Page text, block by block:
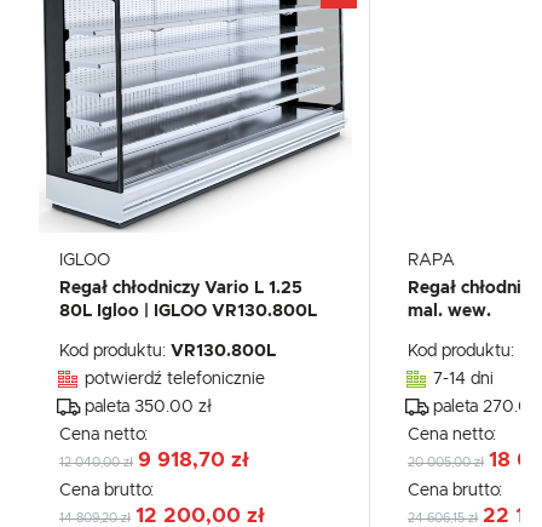
IGLOO
Regał chłodniczy Vario L 1.25
80L Igloo | IGLOO VR130.800L
Kod produktu: VR130.800L
potwierdź telefonicznie
paleta 350.00 zł
Cena netto:
12 040,00 zł 9 918,70 zł
Cena brutto:
14 809,20 zł 12 200,00 zł
RAPA
Regał
mal. wew.
Kod produktu:
7-14 dni
paleta 270.00
Cena netto:
20 005,00 zł 18
Cena brutto:
24 606,15 zł 22